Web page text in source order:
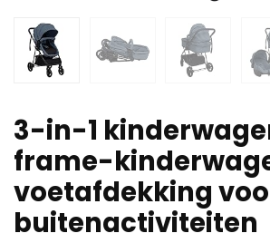
3-in-1
frame-
voetafdekking
buitenactiviteiten